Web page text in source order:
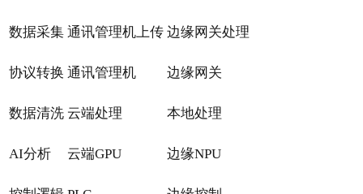
数据采集 通讯管理机上传 边缘网关处理
协议转换 通讯管理机 边缘网关
数据清洗 云端处理 本地处理
AI分析 云端GPU 边缘NPU